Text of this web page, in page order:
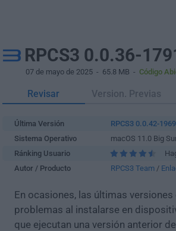
RPCS3 0.0.36-
07 de mayo de 2025 - 65.8 MB - Código
Revisar Version. Previas
Última Versión
RPCS3 0.0.42-
Sistema Operativo
macOS 11.0 Big
Ránking Usuario
Autor / Producto
RPCS3 Team /
En ocasiones, las últimas
problemas al instalarse en
que ejecutan una versión anterior